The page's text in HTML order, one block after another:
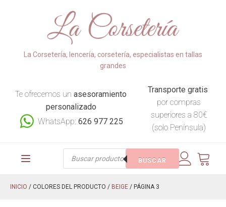
La Corsetería, lencería, corsetería, especialistas en tallas
grandes
Te ofrecemos unasesoramiento
personalizado
WhatsApp:626 977 225
Transporte gratis
por compras
superiores a 80€
(solo Península)
Búsqueda
BUSCAR
INICIO / COLORES DEL PRODUCTO / BEIGE / PÁGINA 3